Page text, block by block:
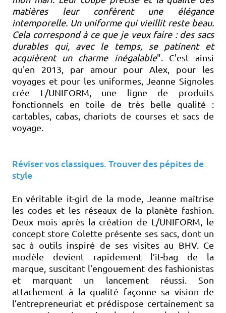
matières leur confèrent une élégance
intemporelle. Un uniforme qui vieillit reste beau.
Cela correspond à ce que je veux faire : des sacs
durables qui, avec le temps, se patinent et
acquièrent un charme inégalable". C'est ainsi
qu'en 2013, par amour pour Alex, pour les
voyages et pour les uniformes, Jeanne Signoles
crée L/UNIFORM, une ligne de produits
fonctionnels en toile de très belle qualité :
cartables, cabas, chariots de courses et sacs de
voyage.
Réviser vos classiques. Trouver des pépites de
style
En véritable it-girl de la mode, Jeanne maîtrise
les codes et les réseaux de la planète fashion.
Deux mois après la création de L/UNIFORM, le
concept store Colette présente ses sacs, dont un
sac à outils inspiré de ses visites au BHV. Ce
modèle devient rapidement l’it-bag de la
marque, suscitant l’engouement des fashionistas
et marquant un lancement réussi. Son
attachement à la qualité façonne sa vision de
l’entrepreneuriat et prédispose certainement sa